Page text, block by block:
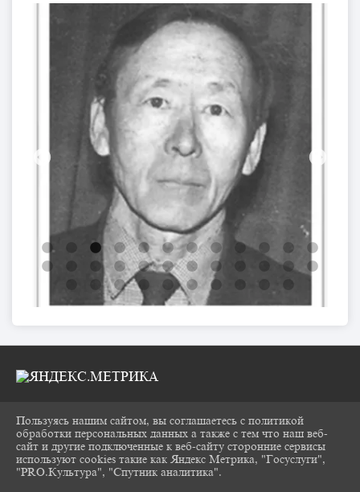
2026 Г. CHUKOVKA17.RU
ВХОД
КАРТА САЙТА
ПОЛИТИКА ОБРАБОТКИ ПЕРСОНАЛЬНЫХ
Пользуясь нашим сайтом, вы соглашаетесь с политикой
обработки персональных данных а также с тем что наш веб-
сайт и другие подключенные к веб-сайту сторонние сервисы
используют cookies такие как Яндекс Метрика, "Госуслуги",
"PRO.Культура", "Спутник аналитика".